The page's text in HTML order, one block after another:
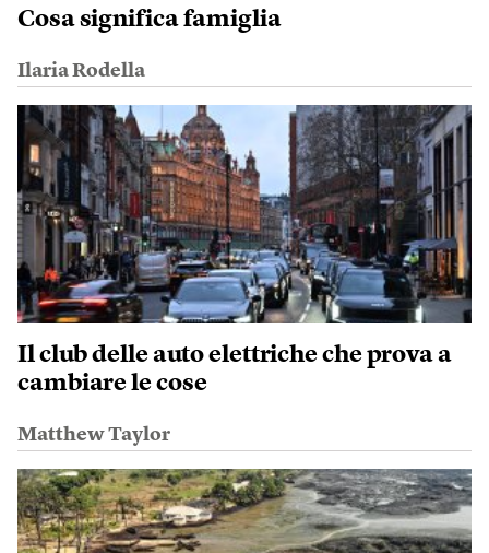
Cosa significa famiglia
Ilaria Rodella
Il club delle auto elettriche che prova a
cambiare le cose
Matthew Taylor